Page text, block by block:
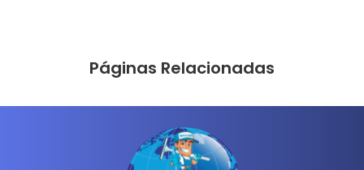
Páginas Relacionadas